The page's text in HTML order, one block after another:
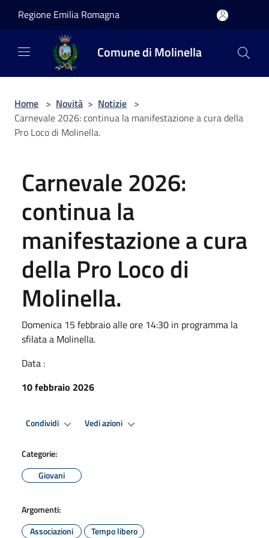
Regione Emilia Romagna
Comune di Molinella
Home > Novità > Notizie >
Carnevale 2026: continua la manifestazione a cura della
Pro Loco di Molinella.
Carnevale 2026:
continua la
manifestazione a cura
della Pro Loco di
Molinella.
Domenica 15 febbraio alle ore 14:30 in programma la
sfilata a Molinella.
Data :
10 febbraio 2026
Condividi Vedi azioni
Categorie:
Giovani
Argomenti:
Associazioni
Tempo libero